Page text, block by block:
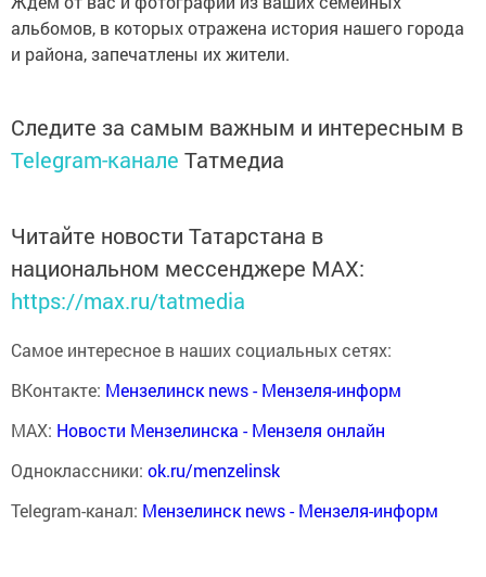
альбомов, в которых отражена история нашего города
и района, запечатлены их жители.
Следите за самым важным и интересным в
Telegram-канале Татмедиа
Читайте новости Татарстана в
национальном мессенджере MАХ:
https://max.ru/tatmedia
Самое интересное в наших социальных сетях:
ВКонтакте: Мензелинск news - Мензеля-информ
MAX: Новости Мензелинска - Мензеля онлайн
Одноклассники: ok.ru/menzelinsk
Telegram-канал: Мензелинск news - Мензеля-информ